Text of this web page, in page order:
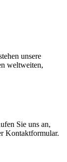
unsere
weltweiten,
Sie uns an,
Kontaktformular.